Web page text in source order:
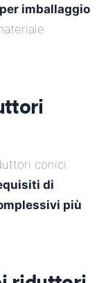
imballaggio
conici
di
più